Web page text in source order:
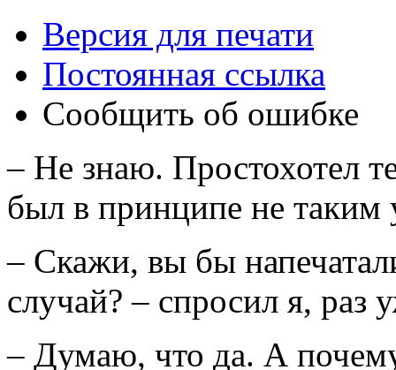
Версия для печати
Постоянная ссылка
Сообщить об ошибке
– Не знаю. Простохотел
был в принципе не
– Скажи, вы бы
случай? – спросил я, раз
– Думаю, что да. А